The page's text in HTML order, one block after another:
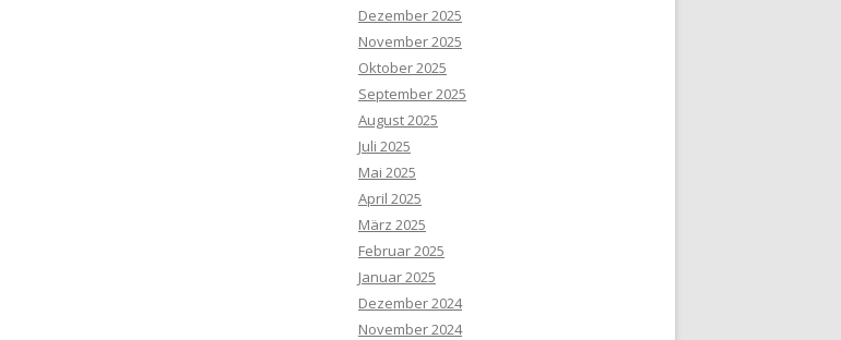
Dezember 2025
November 2025
Oktober 2025
September 2025
August 2025
Juli 2025
Mai 2025
April 2025
März 2025
Februar 2025
Januar 2025
Dezember 2024
November 2024